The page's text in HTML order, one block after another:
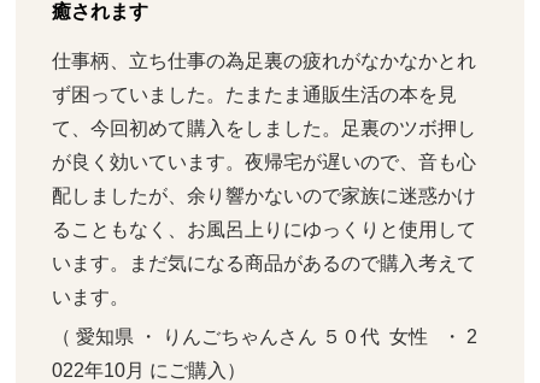
癒されます
仕事柄、立ち仕事の為足裏の疲れがなかなかとれ
ず困っていました。たまたま通販生活の本を見
て、今回初めて購入をしました。足裏のツボ押し
が良く効いています。夜帰宅が遅いので、音も心
配しましたが、余り響かないので家族に迷惑かけ
ることもなく、お風呂上りにゆっくりと使用して
います。まだ気になる商品があるので購入考えて
います。
（ 愛知県 ・ りんごちゃんさん ５０代  女性   ・ 2
022年10月 にご購入）